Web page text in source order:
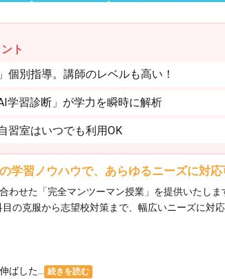
ト
個別指導。講師のレベルも高い！
学習診断」が学力を瞬時に解析
習室はいつでも利用OK
学習ノウハウで、あらゆるニーズに対応
わせた「完全マンツーマン授業」を提供いたしま
の克服から志望校対策まで、幅広いニーズに対応
ばした...
続きを読む